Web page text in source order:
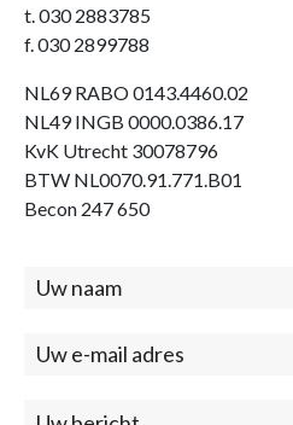
t. 030 2883785
f. 030 2899788
NL69 RABO 0143.4460.02
NL49 INGB 0000.0386.17
KvK Utrecht 30078796
BTW NL0070.91.771.B01
Becon 247 650
Contact